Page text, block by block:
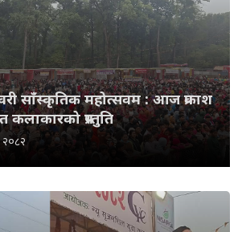
साँस्कृतिक महोत्सवम : आज प्रकाश
कलाकारको प्रस्तुति
२०८२